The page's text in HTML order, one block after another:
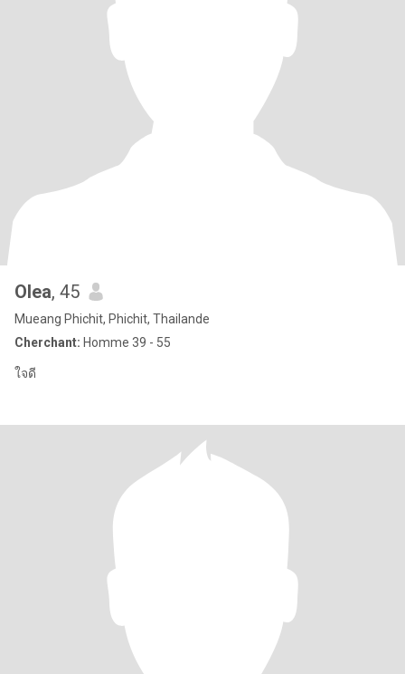
Olea, 45
Mueang Phichit, Phichit, Thailande
Cherchant: Homme 39 - 55
ใจดี